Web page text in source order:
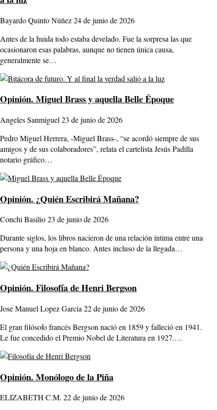
Bayardo Quinto Núñez24 de junio de 2026
Antes de la huida todo estaba develado. Fue la sorpresa las que
ocasionaron esas palabras, aunque no tienen única causa,
generalmente se…
Opinión. Miguel Brass y aquella Belle Époque
Angeles Sanmiguel 23 de junio de 2026
Pedro Miguel Herrera, -Miguel Brass-, “se acordó siempre de sus
amigos y de sus colaboradores”, relata el cartelista Jesús Padilla
notario gráfico…
Opinión. ¿Quién Escribirá Mañana?
Conchi Basilio23 de junio de 2026
Durante siglos, los libros nacieron de una relación íntima entre una
persona y una hoja en blanco. Antes incluso de la llegada…
Opinión. Filosofía de Henri Bergson
Jose Manuel Lopez Garcia 22 de junio de 2026
El gran filósofo francés Bergson nació en 1859 y falleció en 1941.
Le fue concedido el Premio Nobel de Literatura en 1927.…
Opinión. Monólogo de la Piña
ELIZABETH C.M. 22 de junio de 2026